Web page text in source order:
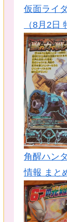
仮面ライ
（8月2日
角醒ハン
情報 まと